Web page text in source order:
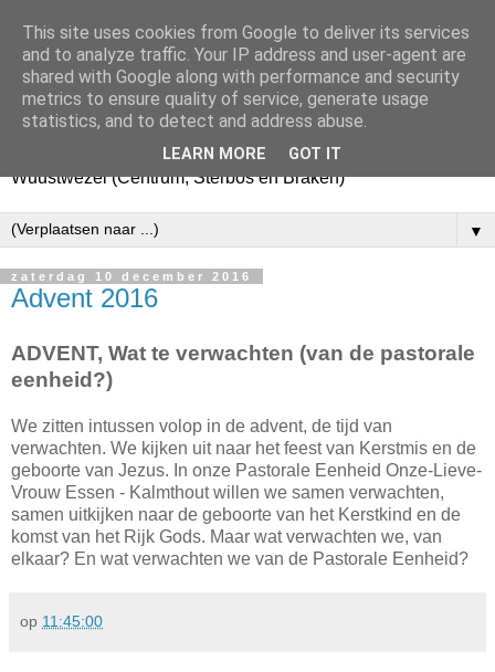
Pastorale Eenheid Onze-
Lieve-Vrouw
De Pastorale Eenheid van Essen, Kalmthout en
Wuustwezel (Centrum, Sterbos en Braken)
▼
zaterdag 10 december 2016
Advent 2016
ADVENT, Wat te verwachten (van de pastorale
eenheid?)
We zitten intussen volop in de advent, de tijd van
verwachten. We kijken uit naar het feest van Kerstmis en de
geboorte van Jezus. In onze Pastorale Eenheid Onze-Lieve-
Vrouw Essen - Kalmthout willen we samen verwachten,
samen uitkijken naar de geboorte van het Kerstkind en de
komst van het Rijk Gods. Maar wat verwachten we, van
elkaar? En wat verwachten we van de Pastorale Eenheid?
op 11:45:00
This site uses cookies from Google to deliver its services
and to analyze traffic. Your IP address and user-agent are
shared with Google along with performance and security
metrics to ensure quality of service, generate usage
statistics, and to detect and address abuse.
LEARN MORE GOT IT